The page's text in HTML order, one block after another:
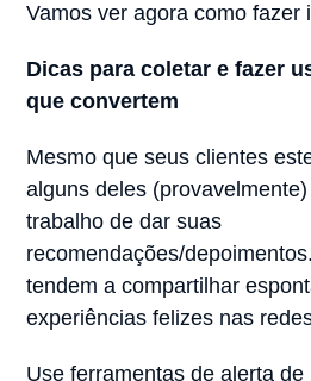
Vamos ver agora como fazer
Dicas para coletar e fazer
que convertem
Mesmo que seus clientes
alguns deles
trabalho de dar suas
recomendações/
tendem a compartilhar
experiências felizes nas
Use ferramentas de alerta